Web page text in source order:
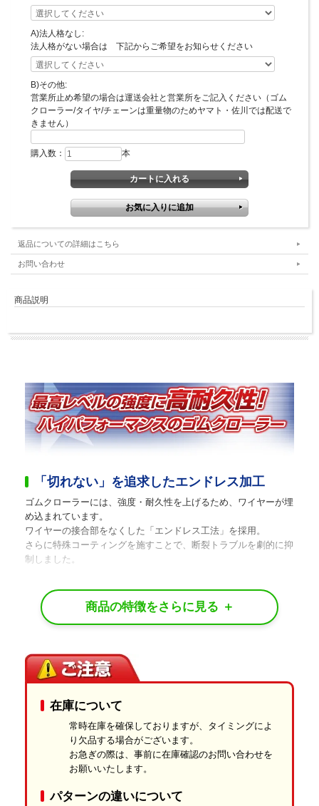
A)法人格なし:
法人格がない場合は 下記からご希望をお知らせください
B)その他:
営業所止め希望の場合は運送会社と営業所をご記入ください（ゴム
クローラー/タイヤ/チェーンは重量物のためヤマト・佐川では配送で
きません）
購入数： 本
返品についての詳細はこちら
お問い合わせ
商品説明
「切れない」を追求したエンドレス加工
ゴムクローラーには、強度・耐久性を上げるため、ワイヤーが埋
め込まれています。
ワイヤーの接合部をなくした「エンドレス工法」を採用。
さらに特殊コーティングを施すことで、断裂トラブルを劇的に抑
制しました。
水分・油分に強い「独自の防腐技術」
水分、油分、紫外線などによる劣化を防ぐ独自の防腐技術を導
様です。
独自の特殊配合ゴム
天然ゴムと合成ゴムを黄金比でブレンド。
外側からも内側からも劣化をガードします。
最高レベルの強度と高い耐久性
ハードな現場を足元から支え、求められる「最高の強度」と「長
長く安心してお使いいただけるゴムクローラーです。
在庫について
常時在庫を確保しておりますが、タイミングによ
り欠品する場合がございます。
お急ぎの際は、事前に在庫確認のお問い合わせを
お願いいたします。
パターンの違いについて